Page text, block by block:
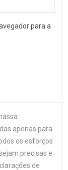
para a
apenas para
os esforços
precisas e
de